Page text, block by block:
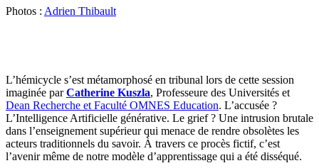
Photos : Adrien Thibault
L’hémicycle s’est métamorphosé en tribunal lors de cette session
imaginée parCatherine Kuszla, Professeure des Universités et
Dean Recherche et Faculté OMNES Education. L’accusée ?
L’Intelligence Artificielle générative. Le grief ? Une intrusion brutale
dans l’enseignement supérieur qui menace de rendre obsolètes les
acteurs traditionnels du savoir. À travers ce procès fictif, c’est
l’avenir même de notre modèle d’apprentissage qui a été disséqué.